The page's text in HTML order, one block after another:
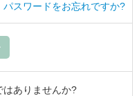
パスワードをお忘れですか?
はありませんか?